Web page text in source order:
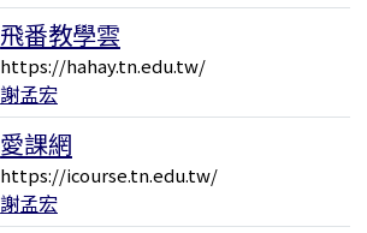
飛番教學雲
https://hahay.tn.edu.tw/
謝孟宏
愛課網
https://icourse.tn.edu.tw/
謝孟宏